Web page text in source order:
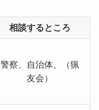
相談するところ
警察、自治体、（猟
友会）